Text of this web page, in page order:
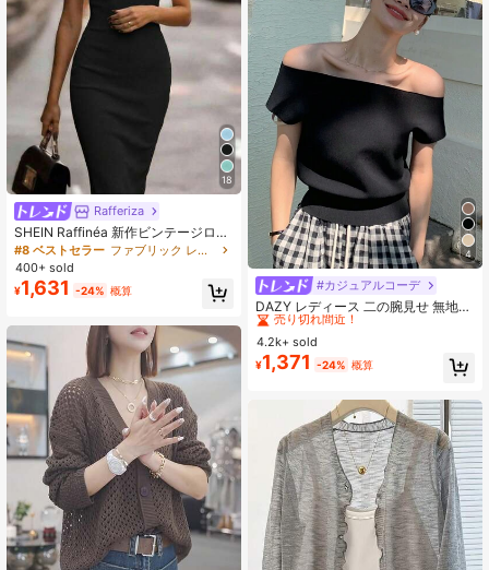
18
Rafferiza
SHEIN Raffinéa 新作ビンテージロマ
ンチックバケーション ヨーロッパ&
アメリカ風ハイエンドデザイン スク
エアネック バックレス セクシー ボ
ムシェル ソフトベージュニットフィ
リルヘム、ノースリーブ、カジュア
ルウェア; ミニマリストソリッドカラ
ーパーソナライズハイウエストボデ
ィコンパーティーカクテルニットス
ウェットドレス レディース
#8 ベストセラー
ファブリック レディースセータードレス
400+ sold
¥1,631 -24% 概算
4
#カジュアルコーデ
DAZY レディース 二の腕見せ 無地
編み 上衣 オフショルダー ショート
スリーブ、サマーニット
#3 ベストセラー
売り切れ間近！
#3 ベストセラー
売り切れ間近！
#3 ベストセラー
売り切れ間近！
#3 ベストセラー
に ゆるい レディースニットウェア
4.2k+ sold
¥1,371 -24% 概算